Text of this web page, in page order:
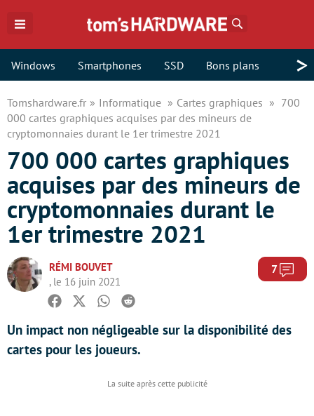
Windows Smartphones SSD Bons plans >
Tomshardware.fr Informatique Cartes graphiques
700
000 cartes graphiques acquises par des mineurs de
cryptomonnaies durant le 1er trimestre 2021
700 000 cartes graphiques
acquises par des mineurs de
cryptomonnaies durant le
1er trimestre 2021
RÉMI BOUVET
, le 16 juin 2021
7
Facebook
TwitterWhatsapp
Reddit
Un impact non négligeable sur la disponibilité des
cartes pour les joueurs.